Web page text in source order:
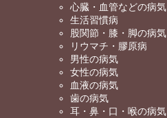
心臓・血管などの病気
生活習慣病
股関節・膝・脚の病気
リウマチ・膠原病
男性の病気
女性の病気
血液の病気
歯の病気
耳・鼻・口・喉の病気